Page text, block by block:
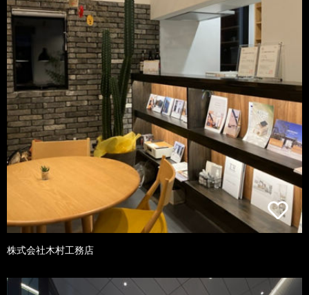
株式会社木村工務店